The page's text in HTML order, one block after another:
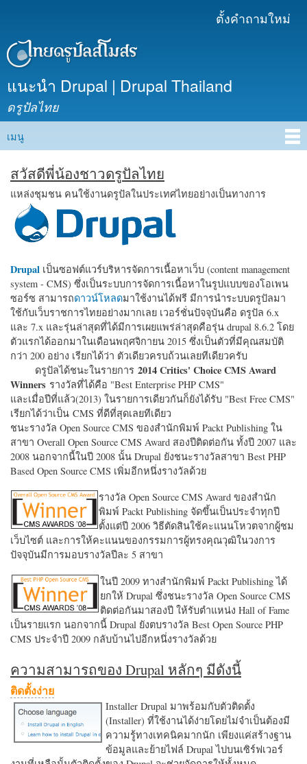
เนื้อหา
ตั้งคำถามใหม่
แนะนำ Drupal | Drupal Thailand
ดรูปัลไทย
Main menu
เมนู
สวัสดีพี่น้องชาวดรูปัลไทย
แหล่งชุมชน คนใช้งานดรูปัลในประเทศไทยอย่างเป็นทางการ
Drupal เป็นซอฟต์แวร์บริหารจัดการเนื้อหาเว็บ (content management
system - CMS) ซึ่งเป็นระบบการจัดการเนื้อหาในรูปแบบของโอเพน
ซอร์ซ สามารถดาวน์โหลดมาใช้งานได้ฟรี มีการนำระบบดรูปัลมา
ใช้กับเว็บราชการไทยอย่างมากเลย เวอร์ชั่นปัจจุบันคือ ดรูปัล 6.x
และ 7.x และรุ่นล่าสุดที่ได้มีการเผยแพร่ล่าสุดคือรุ่น drupal 8.6.2 โดย
ตัวแรกได้ออกมาในเดือนพฤศจิกายน 2015 ซึ่งเป็นตัวที่มีคุณสมบัติ
กว่า 200 อย่าง เรียกได้ว่า ตัวเดียวครบถ้วนเลยทีเดียวครับ
ดรูปัลได้ชนะในรายการ 2014 Critics' Choice CMS Award
Winners รางวัลที่ได้คือ "Best Enterprise PHP CMS"
และเมื่อปีที่แล้ว(2013) ในรายการเดียวกันก็ยังได้รับ "Best Free CMS"
เรียกได้ว่าเป็น CMS ที่ดีที่สุดเลยทีเดียว
ชนะรางวัล Open Source CMS ของสำนักพิมพ์ Packt Publishing ใน
สาขา Overall Open Source CMS Award สองปีติดต่อกัน ทั้งปี 2007 และ
2008 นอกจากนี้ในปี 2008 นั้น Drupal ยังชนะรางวัลสาขา Best PHP
Based Open Source CMS เพิ่มอีกหนึ่งรางวัลด้วย
รางวัล Open Source CMS Award ของสำนัก
พิมพ์ Packt Publishing จัดขึ้นเป็นประจำทุกปี
ตั้งแต่ปี 2006 วิธีตัดสินใช้คะแนนโหวตจากผู้ชม
เว็บไซต์ และการให้คะแนนของกรรมการผู้ทรงคุณวุฒิในวงการ
ปัจจุบันมีการมอบรางวัลปีละ 5 สาขา
ในปี 2009 ทางสำนักพิมพ์ Packt Publishing ได้
ยกให้ Drupal ซึ่งชนะรางวัล Open Source CMS
ติดต่อกันมาสองปี ให้รับตำแหน่ง Hall of Fame
เป็นรายแรก นอกจากนี้ Drupal ยังตบรางวัล Best Open Source PHP
CMS ประจำปี 2009 กลับบ้านไปอีกหนึ่งรางวัลด้วย
ความสามารถของ Drupal หลักๆ มีดังนี้
ติดตั้งง่าย
Installer Drupal มาพร้อมกับตัวติดตั้ง
(Installer) ที่ใช้งานได้ง่ายโดยไม่จำเป็นต้องมี
ความรู้ทางเทคนิคมากนัก เพียงแค่สร้างฐาน
ข้อมูลและย้ายไฟล์ Drupal ไปบนเซิร์ฟเวอร์